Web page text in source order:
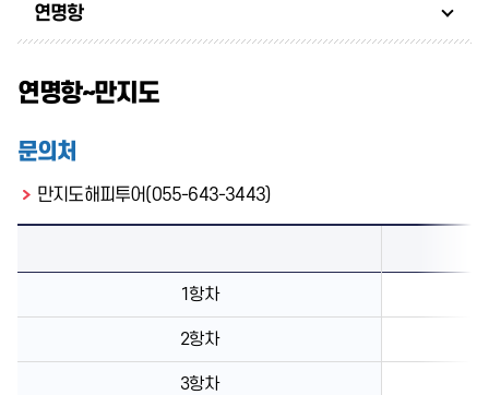
연명항
연명항~만지도
문의처
만지도해피투어(055-643-3443)
1항차
2항차
3항차